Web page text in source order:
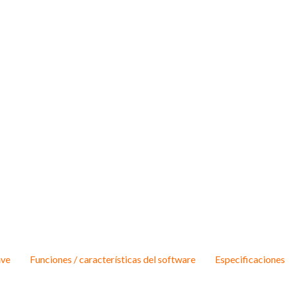
Funciones / características del software Especificaciones